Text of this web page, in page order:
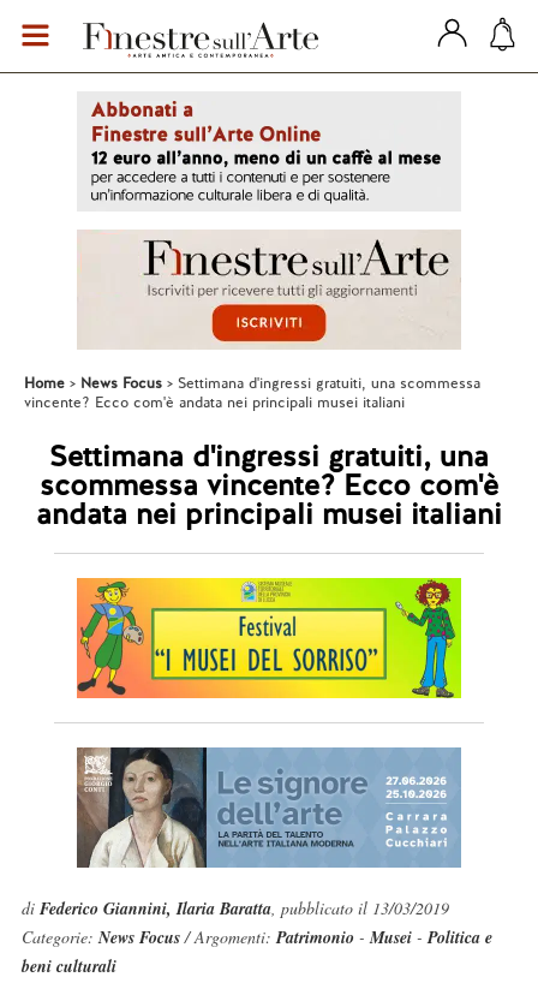
Home News Focus
Settimana d'ingressi gratuiti, una scommessa
vincente? Ecco com'è andata nei principali musei italiani
Settimana d'ingressi gratuiti, una
scommessa vincente? Ecco com'è
andata nei principali musei italiani
di Federico Giannini, Ilaria Baratta, pubblicato il 13/03/2019
Categorie:News Focus/ Argomenti:Patrimonio -Musei-Politica e
beni culturali